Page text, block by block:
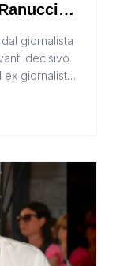
giornalista
decisivo.
giornalista